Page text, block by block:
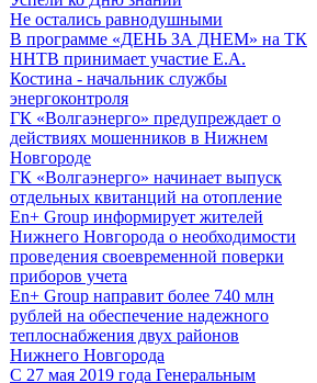
Не остались равнодушными
В программе «ДЕНЬ ЗА ДНЕМ» на ТК
ННТВ принимает участие Е.А.
Костина - начальник службы
энергоконтроля
ГК «Волгаэнерго» предупреждает о
действиях мошенников в Нижнем
Новгороде
ГК «Волгаэнерго» начинает выпуск
отдельных квитанций на отопление
En+ Group информирует жителей
Нижнего Новгорода о необходимости
проведения своевременной поверки
приборов учета
En+ Group направит более 740 млн
рублей на обеспечение надежного
теплоснабжения двух районов
Нижнего Новгорода
С 27 мая 2019 года Генеральным